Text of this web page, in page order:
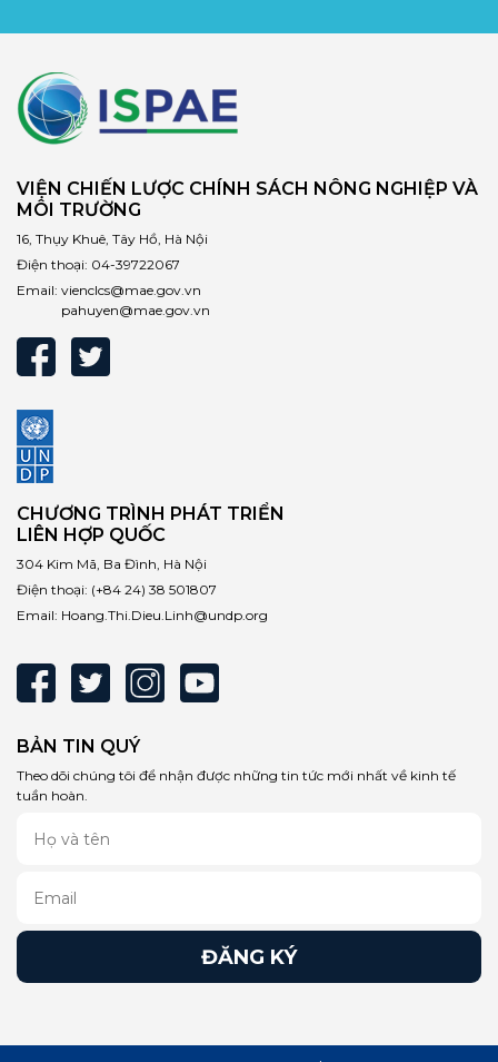
VIỆN CHIẾN LƯỢC CHÍNH SÁCH NÔNG NGHIỆP VÀ
MÔI TRƯỜNG
16, Thụy Khuê, Tây Hồ, Hà Nội
Điện thoại: 04-39722067
Email: vienclcs@mae.gov.vn
pahuyen@mae.gov.vn
CHƯƠNG TRÌNH PHÁT TRIỂN
LIÊN HỢP QUỐC
304 Kim Mã, Ba Đình, Hà Nội
Điện thoại: (+84 24) 38 501807
Email: Hoang.Thi.Dieu.Linh@undp.org
BẢN TIN QUÝ
Theo dõi chúng tôi để nhận được những tin tức mới nhất về kinh tế
tuần hoàn.